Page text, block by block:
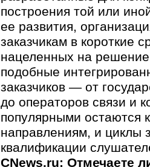
построения той или
ее развития,
заказчикам в короткие
нацеленных на решение
подобные
заказчиков — от
до операторов связи и
популярными остаются
направлениям, и циклы
квалификации
CNews.ru: Отмечаете